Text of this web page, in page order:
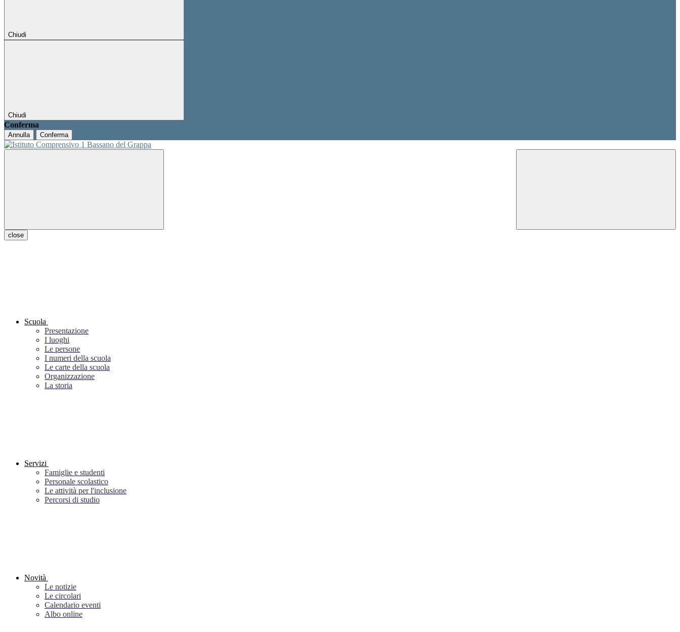
Chiudi
Chiudi
Conferma
Annulla Conferma
close
Scuola
Presentazione
I luoghi
Le persone
I numeri della scuola
Le carte della scuola
Organizzazione
La storia
Servizi
Famiglie e studenti
Personale scolastico
Le attività per l'inclusione
Percorsi di studio
Novità
Le notizie
Le circolari
Calendario eventi
Albo online